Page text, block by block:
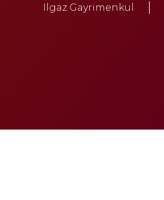
Ilgaz Gayrimenkul